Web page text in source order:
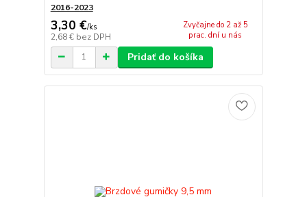
2016-2023
3,30 €/ks
2,68 € bez DPH
Zvyčajne do 2 až 5
prac. dní u nás
Pridať do košíka